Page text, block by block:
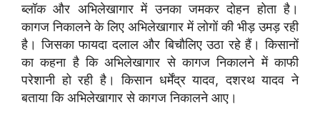
ब्लॉक और अभिलेखागार में उनका जमकर दोहन होता है।
कागज निकालने के लिए अभिलेखागार में लोगों की भीड़ उमड़ रही
है। जिसका फायदा दलाल और बिचौलिए उठा रहे हैं। किसानों
का कहना है कि अभिलेखागार से कागज निकालने में काफी
परेशानी हो रही है। किसान धर्मेंद्र यादव, दशरथ यादव ने
बताया कि अभिलेखागार से कागज निकालने आए।